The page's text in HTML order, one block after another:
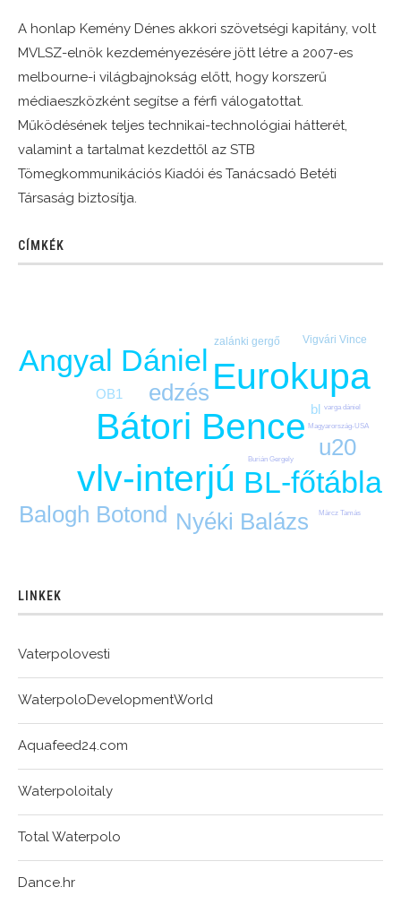
A honlap Kemény Dénes akkori szövetségi kapitány, volt
MVLSZ-elnök kezdeményezésére jött létre a 2007-es
melbourne-i világbajnokság előtt, hogy korszerű
médiaeszközként segítse a férfi válogatottat.
Működésének teljes technikai-technológiai hátterét,
valamint a tartalmat kezdettől az STB
Tömegkommunikációs Kiadói és Tanácsadó Betéti
Társaság biztosítja.
CÍMKÉK
Bátori Bence
Eurokupa
vlv-interjú
Angyal Dániel
BL-főtábla
Balogh Botond
edzés
Nyéki Balázs
u20
bl
OB1
Vigvári Vince
zalánki gergő
Burián Gergely
Magyarország-USA
Märcz Tamás
varga dániel
LINKEK
Vaterpolovesti
WaterpoloDevelopmentWorld
Aquafeed24.com
Waterpoloitaly
Total Waterpolo
Dance.hr